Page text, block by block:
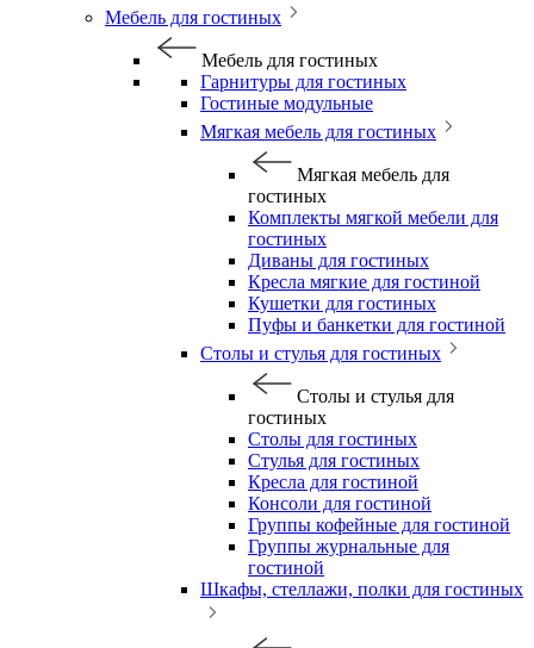
Мебель для гостиных
Мебель для гостиных
Гарнитуры для гостиных
Гостиные модульные
Мягкая мебель для гостиных
Мягкая мебель для
гостиных
Комплекты мягкой мебели для
гостиных
Диваны для гостиных
Кресла мягкие для гостиной
Кушетки для гостиных
Пуфы и банкетки для гостиной
Столы и стулья для гостиных
Столы и стулья для
гостиных
Столы для гостиных
Стулья для гостиных
Кресла для гостиной
Консоли для гостиной
Группы кофейные для гостиной
Группы журнальные для
гостиной
Шкафы, стеллажи, полки для гостиных